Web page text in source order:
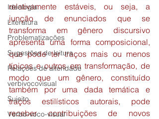
Ideologia
Literatura
Problematizações
Sugestões de leitura
Relações de alteridade
verbivocovisual
Sujeito
Verbo-voco-visual
relativamente estáveis, ou seja, a
junção de enunciados que se
transforma em gênero discursivo
apresenta uma forma composicional,
que pode ter traços mais ou menos
típicos e outros em transformação, de
modo que um gênero, constituído
também por uma dada temática e
traços estilísticos autorais, pode
receber contribuições de novos